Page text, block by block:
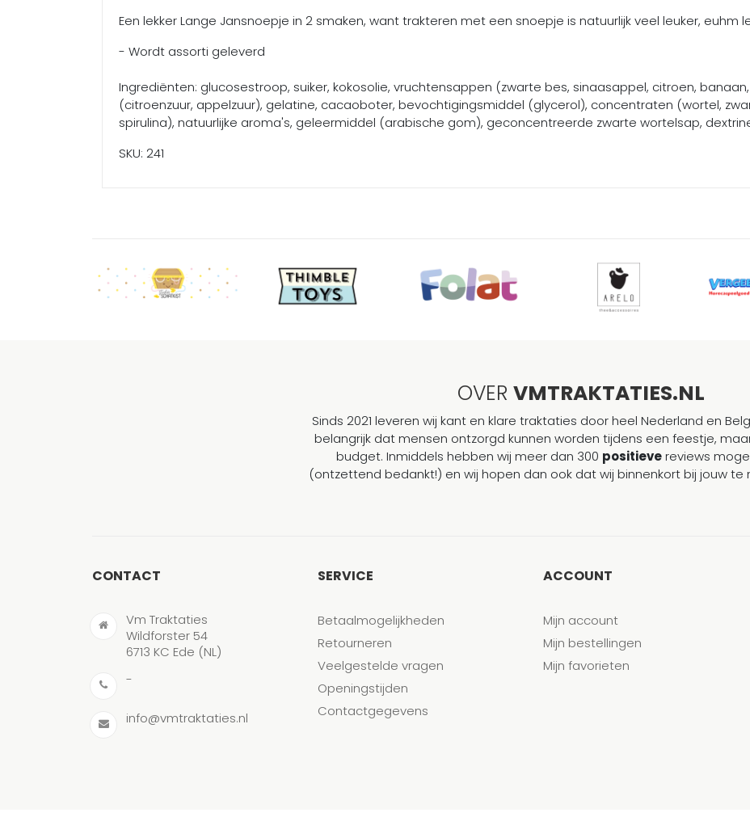
Een lekker Lange Jansnoepje in 2 smaken, want trakteren met een snoepje is natuurlijk veel leuker, euhm
- Wordt assorti geleverd
Ingrediënten: glucosestroop, suiker, kokosolie, vruchtensappen (zwarte bes, sinaasappel, citroen,
(citroenzuur, appelzuur), gelatine, cacaoboter, bevochtigingsmiddel (glycerol), concentraten (wortel,
spirulina), natuurlijke aroma's, geleermiddel (arabische gom), geconcentreerde zwarte wortelsap,
SKU: 241
OVER VMTRAKTATIES.NL
Sinds 2021 leveren wij kant en klare traktaties door heel Nederland en
belangrijk dat mensen ontzorgd kunnen worden tijdens een feestje,
budget. Inmiddels hebben wij meer dan 300 positievereviews
(ontzettend bedankt!) en wij hopen dan ook dat wij binnenkort bij jouw te
CONTACT
Vm Traktaties
Wildforster 54
6713 KC Ede (NL)
-
info@vmtraktaties.nl
SERVICE
Betaalmogelijkheden
Retourneren
Veelgestelde vragen
Openingstijden
Contactgegevens
ACCOUNT
Mijn account
Mijn bestellingen
Mijn favorieten